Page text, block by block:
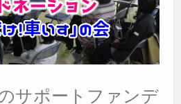
サポートファンデ